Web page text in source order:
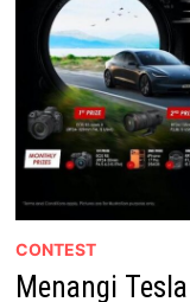
CONTEST
Menangi